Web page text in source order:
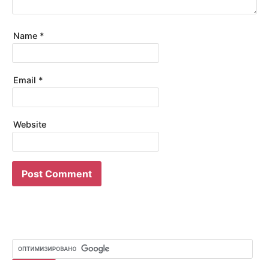
Name *
Email *
Website